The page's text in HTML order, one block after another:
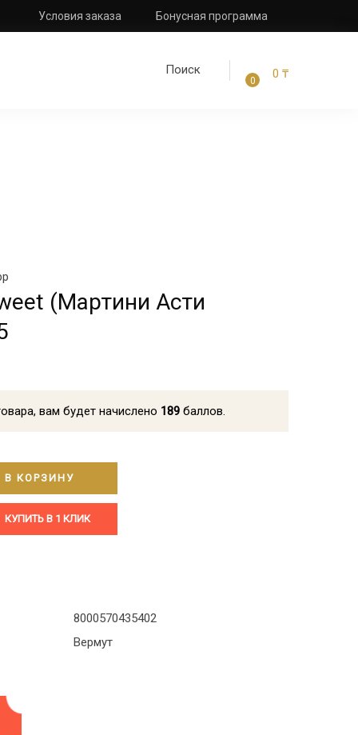
Условия заказа Бонусная программа
0 0 ₸
(Мартини Асти
вам будет начислено 189 баллов.
КУПИТЬ В 1 КЛИК
(Мартини Асти сладкое) 0.75
В КОРЗИНУ
8000570435402
Вермут